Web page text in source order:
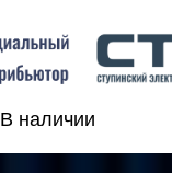
В наличии